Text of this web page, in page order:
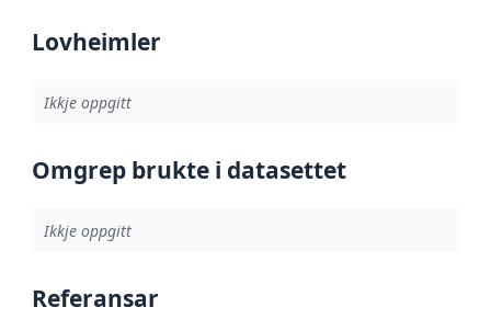
Lovheimler
Ikkje oppgitt
Omgrep brukte i datasettet
Ikkje oppgitt
Referansar